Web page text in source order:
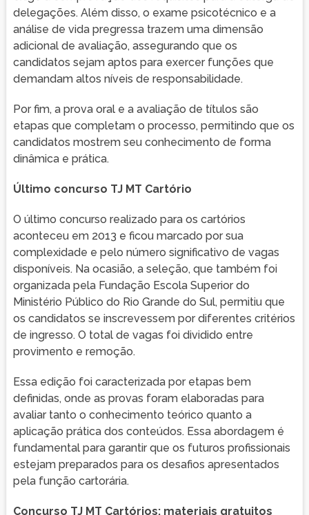
delegações. Além disso, o exame psicotécnico e a
análise de vida pregressa trazem uma dimensão
adicional de avaliação, assegurando que os
candidatos sejam aptos para exercer funções que
demandam altos níveis de responsabilidade.
Por fim, a prova oral e a avaliação de títulos são
etapas que completam o processo, permitindo que os
candidatos mostrem seu conhecimento de forma
dinâmica e prática.
Último concurso TJ MT Cartório
O último concurso realizado para os cartórios
aconteceu em 2013 e ficou marcado por sua
complexidade e pelo número significativo de vagas
disponíveis. Na ocasião, a seleção, que também foi
organizada pela Fundação Escola Superior do
Ministério Público do Rio Grande do Sul, permitiu que
os candidatos se inscrevessem por diferentes critérios
de ingresso. O total de vagas foi dividido entre
provimento e remoção.
Essa edição foi caracterizada por etapas bem
definidas, onde as provas foram elaboradas para
avaliar tanto o conhecimento teórico quanto a
aplicação prática dos conteúdos. Essa abordagem é
fundamental para garantir que os futuros profissionais
estejam preparados para os desafios apresentados
pela função cartorária.
Concurso TJ MT Cartórios: materiais gratuitos